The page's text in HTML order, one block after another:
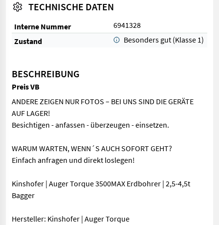
TECHNISCHE DATEN
Interne Nummer
6941328
Zustand
Besonders gut (Klasse 1)
BESCHREIBUNG
Preis VB
ANDERE ZEIGEN NUR FOTOS – BEI UNS SIND DIE GERÄTE
AUF LAGER!
Besichtigen - anfassen - überzeugen - einsetzen.
WARUM WARTEN, WENN´S AUCH SOFORT GEHT?
Einfach anfragen und direkt loslegen!
Kinshofer | Auger Torque 3500MAX Erdbohrer | 2,5-4,5t
Bagger
Hersteller: Kinshofer | Auger Torque